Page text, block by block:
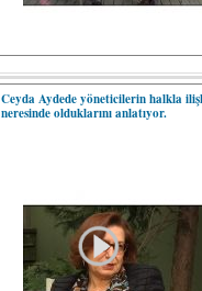
Ceyda Aydede yöneticilerin halkla
neresinde olduklarını anlatıyor.